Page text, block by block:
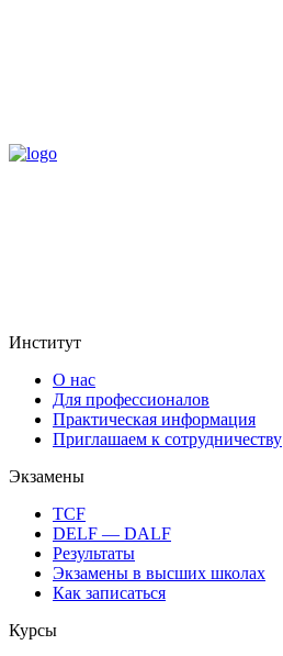
Институт
О нас
Для профессионалов
Практическая информация
Приглашаем к сотрудничеству
Экзамены
TCF
DELF — DALF
Результаты
Экзамены в высших школах
Как записаться
Курсы